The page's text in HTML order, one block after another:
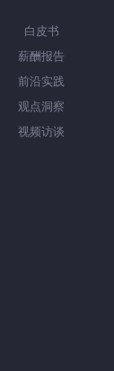
白皮书
薪酬报告
前沿实践
观点洞察
视频访谈